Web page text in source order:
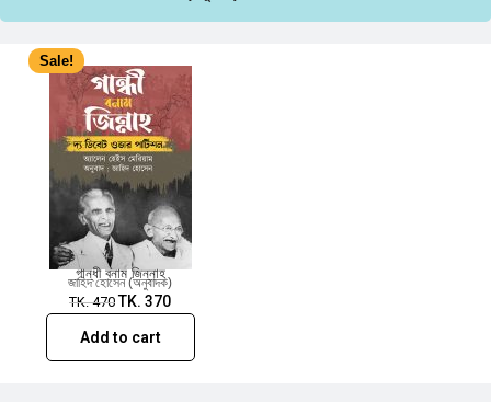
Sale!
গান্ধী বনাম জিন্নাহ
জাহিদ হোসেন (অনুবাদক)
TK.470 TK. 370
Add to cart